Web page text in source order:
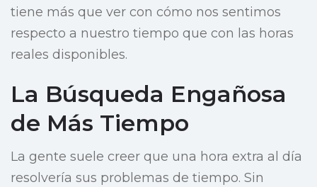
tiene más que ver con cómo nos sentimos
respecto a nuestro tiempo que con las horas
reales disponibles.
La Búsqueda Engañosa
de Más Tiempo
La gente suele creer que una hora extra al día
resolvería sus problemas de tiempo. Sin